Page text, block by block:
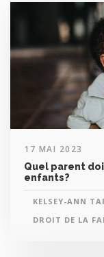
17 MAI 2023
Quel parent
enfants?
KELSEY-ANN
DROIT DE LA